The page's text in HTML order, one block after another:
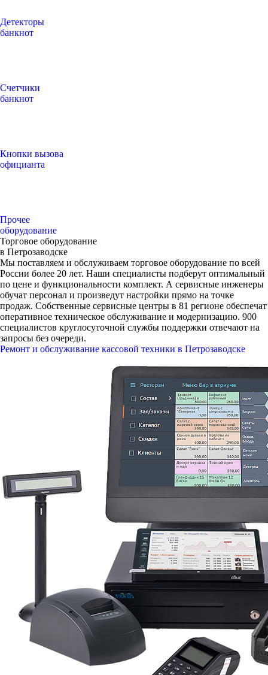
Детекторы
банкнот
Счетчики
банкнот
Кнопки вызова
официанта
Прочее
оборудование
Торговое оборудование
в Петрозаводске
Мы поставляем и обслуживаем торговое оборудование по всей
России более 20 лет. Наши специалисты подберут оптимальный
по цене и функциональности комплект. А сервисные инженеры
обучат персонал и произведут настройки прямо на точке
продаж. Собственные сервисные центры в 81 регионе обеспечат
оперативное техническое обслуживание и модернизацию. 900
специалистов круглосуточной службы поддержки отвечают на
запросы без очереди.
Ремонт и обслуживание кассовой техники в Петрозаводске